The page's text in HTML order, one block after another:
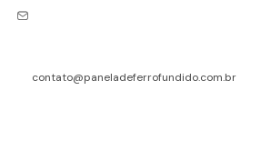
contato@paneladeferrofundido.com.br